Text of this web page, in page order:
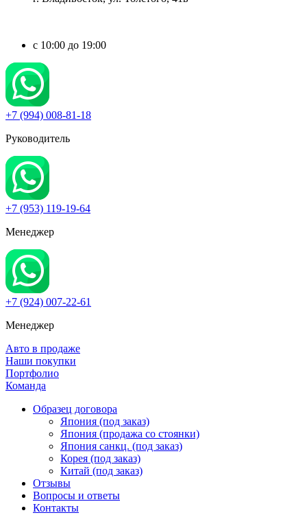
c 10:00 до 19:00
+7 (994) 008-81-18
Руководитель
+7 (953) 119-19-64
Менеджер
+7 (924) 007-22-61
Менеджер
Авто в продаже
Наши покупки
Портфолио
Команда
Образец договора
Япония (под заказ)
Япония (продажа со стоянки)
Япония санкц. (под заказ)
Корея (под заказ)
Китай (под заказ)
Отзывы
Вопросы и ответы
Контакты